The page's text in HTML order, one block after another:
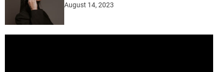
August 14, 2023